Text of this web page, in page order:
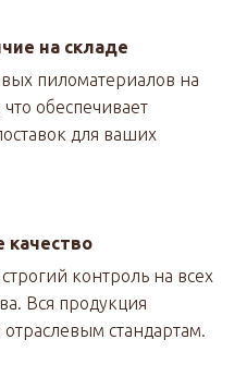
на складе
пиломатериалов на
обеспечивает
для ваших
качество
контроль на всех
Вся продукция
отраслевым стандартам.